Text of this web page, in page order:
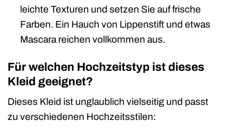
leichte Texturen und setzen Sie auf frische
Farben. Ein Hauch von Lippenstift und etwas
Mascara reichen vollkommen aus.
Für welchen Hochzeitstyp ist dieses
Kleid geeignet?
Dieses Kleid ist unglaublich vielseitig und passt
zu verschiedenen Hochzeitsstilen: